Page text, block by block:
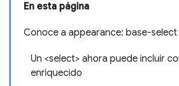
En esta página
Conoce a appearance: base-select
Un <select> ahora puede incluir
enriquecido